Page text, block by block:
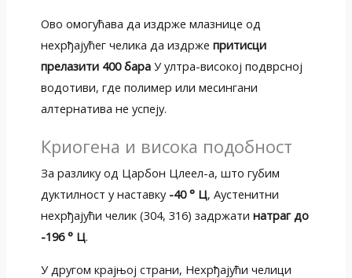
Ово омогућава да издрже млазнице од
нехрђајућег челика да издрже притисци
прелазити 400 бараУ ултра-високој подврсној
водотиви, где полимер или месингани
алтернатива не успеју.
Криогена и висока подобност
За разлику од Царбон Цлеел-а, што губим
дуктилност у наставку -40 ° Ц, Аустенитни
нехрђајући челик (304, 316) задржати натраг до
-196 ° Ц.
У другом крајњој страни, Нехрђајући челици